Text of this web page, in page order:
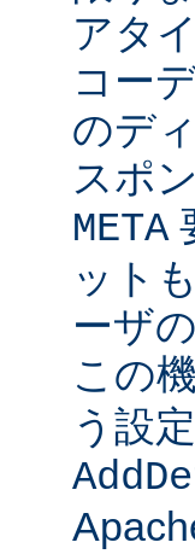
アタ
コー
のデ
スポ
META
ット
ーザ
この
う設